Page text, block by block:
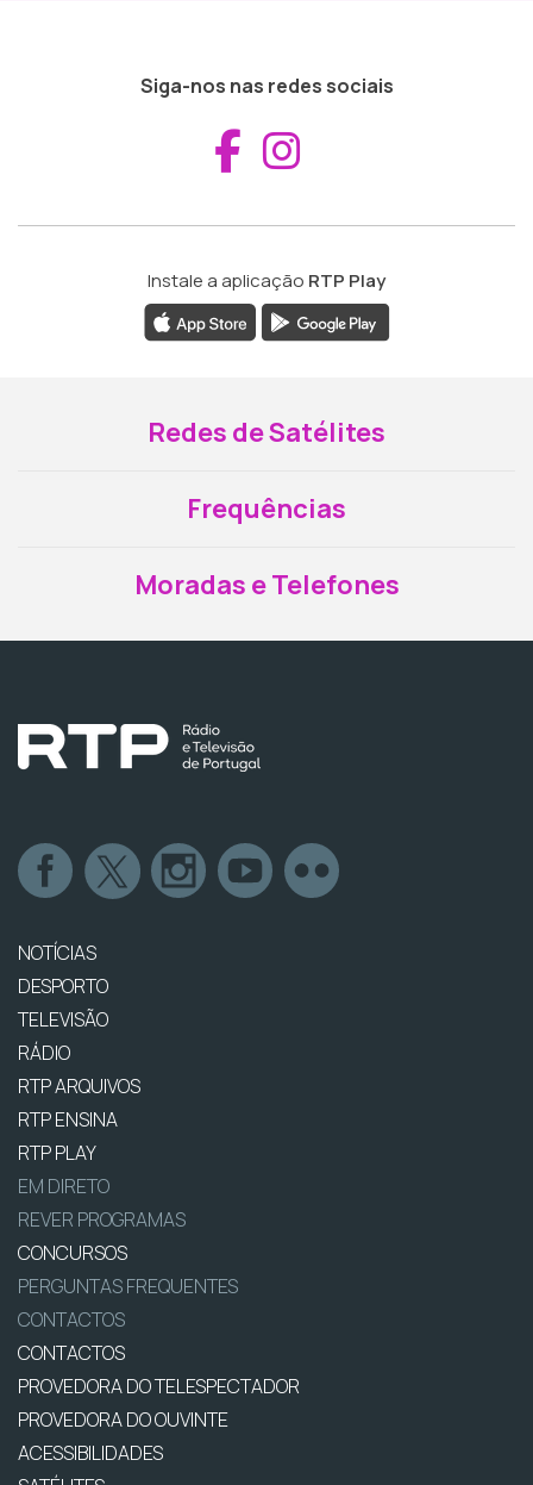
Siga-nos nas redes sociais
Aceder ao
Instale a aplicação RTP Play
Redes de Satélites
Frequências
Moradas e Telefones
NOTÍCIAS
DESPORTO
TELEVISÃO
RÁDIO
RTP ARQUIVOS
RTP ENSINA
RTP PLAY
EM DIRETO
REVER PROGRAMAS
CONCURSOS
PERGUNTAS FREQUENTES
CONTACTOS
CONTACTOS
PROVEDORA DO TELESPECTADOR
PROVEDORA DO OUVINTE
ACESSIBILIDADES